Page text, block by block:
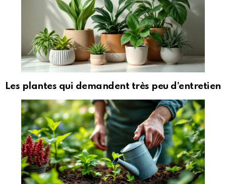
Les plantes qui demandent très peu d’entretien